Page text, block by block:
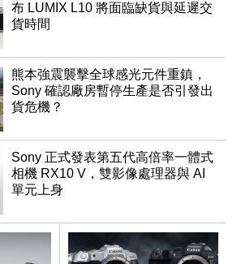
布 LUMIX L10 將面臨缺貨與延遲交
貨時間
熊本強震襲擊全球感光元件重鎮，
Sony 確認廠房暫停生產是否引發出
貨危機？
Sony 正式發表第五代高倍率一體式
相機 RX10 V，雙影像處理器與 AI
單元上身